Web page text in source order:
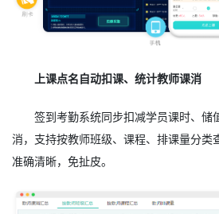
上课点名自动扣课、统计教师课消
签到考勤系统同步扣减学员课时、储
消，支持按教师班级、课程、排课量分类
准确清晰，免扯皮。